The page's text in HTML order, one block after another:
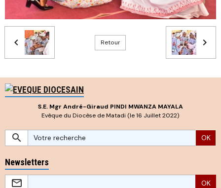
Retour
S.E. Mgr André-Giraud PINDI MWANZA MAYALA
Evêque du Diocèse de Matadi (le 16 Juillet 2022)
OK
Newsletters
OK